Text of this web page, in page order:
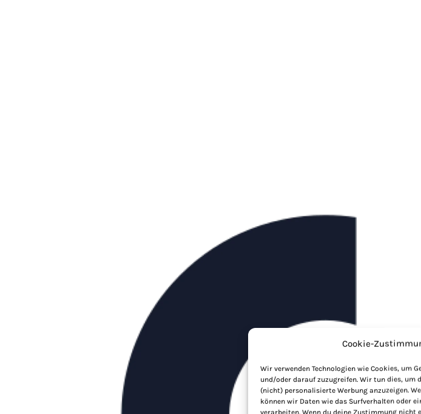
Cookie-
Wir verwenden Technologien wie Cookies, um
und/oder darauf zuzugreifen. Wir tun dies, um
(nicht) personalisierte Werbung anzuzeigen.
können wir Daten wie das Surfverhalten oder
verarbeiten. Wenn du deine Zustimmung nicht